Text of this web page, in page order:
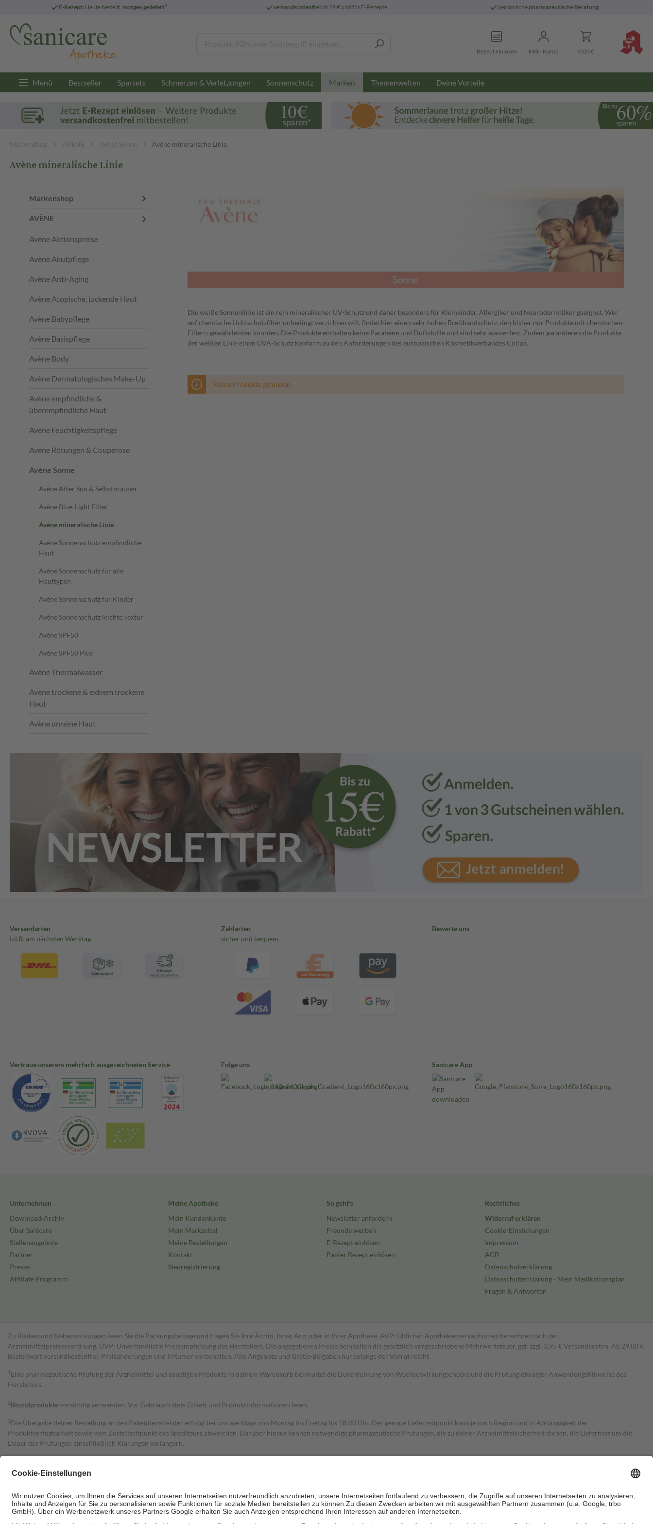
E-Rezept: Heute bestellt, morgen geliefert3 versandkostenfreiab 29 € und für E-Rezepte persönliche pharmazeutische Beratung
Rezept einlösen Mein Konto 0,00 €
Menü Bestseller Sparsets Schmerzen & Verletzungen Sonnenschutz Marken Themenwelten Deine Vorteile
Markenshop AVÈNE Avène Sonne Avène mineralische Linie
Avène mineralische Linie
Markenshop
AVÈNE
Avène Aktionspreise
Avène Akutpflege
Avène Anti-Aging
Avène Atopische, juckende Haut
Avène Babypflege
Avène Basispflege
Avène Body
Avène Dermatologisches Make-Up
Avène empfindliche &
überempfindliche Haut
Avène Feuchtigkeitspflege
Avène Rötungen & Couperose
Avène Sonne
Avène After Sun & Selbstbräuner
Avène Blue-Light Filter
Avène mineralische Linie
Avène Sonnenschutz empfindliche
Haut
Avène Sonnenschutz für alle
Hauttypen
Avène Sonnenschutz für Kinder
Avène Sonnenschutz leichte Textur
Avène SPF50
Avène SPF50 Plus
Avène Thermalwasser
Avène trockene & extrem trockene
Haut
Avène unreine Haut
Die weiße Sonnenlinie ist ein rein mineralischer UV-Schutz und daher besonders für Kleinkinder, Allergiker und Neurodermitiker geeignet. Wer
auf chemische Lichtschutzfilter unbedingt verzichten will, findet hier einen sehr hohen Breitbandschutz, den bisher nur Produkte mit chemischen
Filtern gewährleisten konnten. Die Produkte enthalten keine Parabene und Duftstoffe und sind sehr wasserfest. Zudem garantieren die Produkte
der weißen Linie einen UVA-Schutz konform zu den Anforderungen des europäischen Kosmetikverbandes Colipa.
Keine Produkte gefunden.
Versandarten
i.d.R. am nächsten Werktag
Zahlarten
sicher und bequem
Bewerte uns
Vertraue unserem mehrfach ausgezeichneten Service Folge uns Sanicare App
Unternehmen
Download-Archiv
Über Sanicare
Stellenangebote
Partner
Presse
Affiliate Programm
Meine Apotheke
Mein Kundenkonto
Mein Merkzettel
Meine Bestellungen
Kontakt
Neuregistrierung
So geht's
Newsletter anfordern
Freunde werben
E-Rezept einlösen
Papier Rezept einlösen
Rechtliches
Widerruf erklären
Cookie-Einstellungen
Impressum
AGB
Datenschutzerklärung
Datenschutzerklärung - Mein Medikationsplan
Fragen & Antworten
Zu Risiken und Nebenwirkungen lesen Sie die Packungsbeilage und fragen Sie Ihre Ärztin, Ihren Arzt oder in Ihrer Apotheke. AVP: Üblicher Apothekenverkaufspreis berechnet nach der
Arzneimittelpreisverordnung. UVP: Unverbindliche Preisempfehlung des Herstellers. Die angegebenen Preise beinhalten die gesetzlich vorgeschriebene Mehrwertsteuer, ggf. zzgl. 3,95 € Versandkosten. Ab 29,00 €
Bestell­wert versand­kosten­frei. Preisänderungen und Irrtümer vorbehalten. Alle Angebote und Gratis-Beigaben nur solange der Vorrat reicht.
1 Eine pharmazeutische Prüfung der Arzneimittel und sonstigen Produkte in deinem Warenkorb beinhaltet die Durchführung von Wechselwirkungschecks und die Prüfung etwaiger Anwendungshinweise des
Herstellers.
2Biozidproduktevorsichtig verwenden. Vor Gebrauch stets Etikett und Produktinformationen lesen.
3Die Übergabe deiner Bestellung an den Paketdienstleister erfolgt bei uns werktags von Montag bis Freitag bis 18:00 Uhr. Der genaue Lieferzeitpunkt kann je nach Region und in Abhängigkeit der
Produktverfügbarkeit sowie vom Zustellzeitpunkt des Spediteurs abweichen. Darüber hinaus können notwendige pharmazeutische Prüfungen, die zu deiner Arzneimittelsicherheit dienen, die Lieferfrist um die
Dauer der Prüfungen einschließlich Klärungen verlängern.
trägt einen Teil davon als Zuzahlung mit.
zu entrichten.
Diese Regeln gelten grundsätzlich auch für Online-Apotheken.
Bei Heilmitteln und häuslicher Krankenpflege beträgt die Zuzahlung zehn Prozent der Kosten sowie zehn Euro je Verordnung.
Um das Engagement der Versicherten für ihre eigene Gesundheit zu stärken und die besondere Stellung der Familie zu unterstützen, fallen
keine Zuzahlungen an bei: